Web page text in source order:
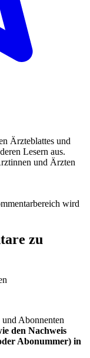
Ärzteblattes und
Lesern aus.
und Ärzten
wird
zu
Abonnenten
den Nachweis
Abonummer) in